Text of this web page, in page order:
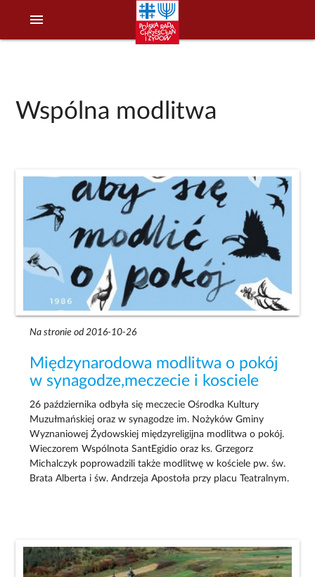
menu
Wspólna modlitwa
Na stronie od 2016-10-26
Międzynarodowa modlitwa o pokój
w synagodze,meczecie i kosciele
26 października odbyła się meczecie Ośrodka Kultury
Muzułmańskiej oraz w synagodze im. Nożyków Gminy
Wyznaniowej Żydowskiej międzyreligijna modlitwa o pokój.
Wieczorem Wspólnota SantEgidio oraz ks. Grzegorz
Michalczyk poprowadzili także modlitwę w kościele pw. św.
Brata Alberta i św. Andrzeja Apostoła przy placu Teatralnym.